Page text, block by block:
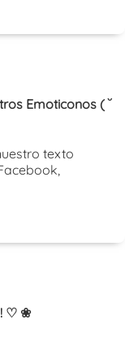
Emoticonos ( ˘
texto
♡ ❀